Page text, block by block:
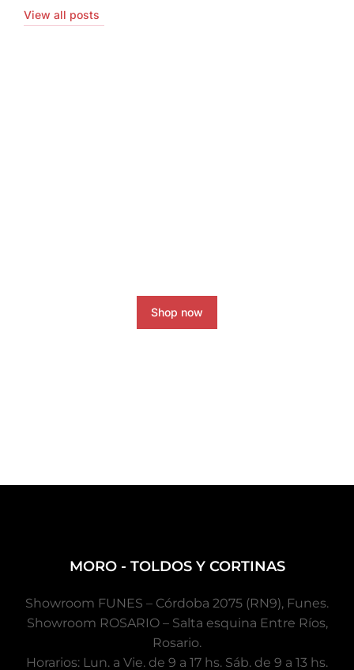
View all posts
Shop now
MORO - TOLDOS Y CORTINAS
Showroom FUNES – Córdoba 2075 (RN9), Funes.
Showroom ROSARIO – Salta esquina Entre Ríos,
Rosario.
Horarios: Lun. a Vie. de 9 a 17 hs. Sáb. de 9 a 13 hs.